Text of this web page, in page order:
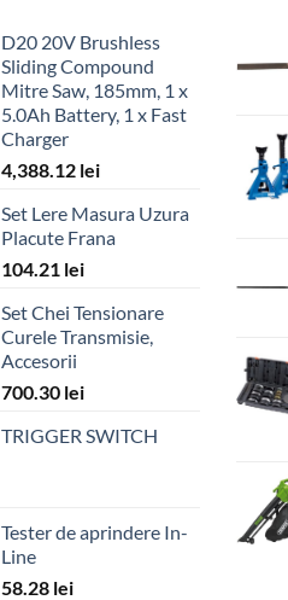
D20 20V Brushless
Sliding Compound
Mitre Saw, 185mm, 1 x
5.0Ah Battery, 1 x Fast
Charger
4,388.12 lei
Set Lere Masura Uzura
Placute Frana
104.21 lei
Set Chei Tensionare
Curele Transmisie,
Accesorii
700.30 lei
TRIGGER SWITCH
Tester de aprindere In-
Line
58.28 lei